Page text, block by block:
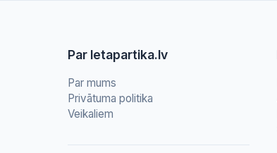
Par letapartika.lv
Par mums
Privātuma politika
Veikaliem